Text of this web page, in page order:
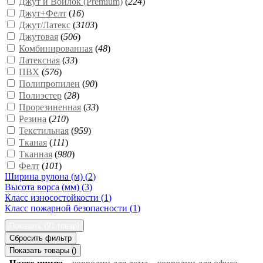
Джут+Фелт (16)
Джут/Латекс (3103)
Джутовая (506)
Комбинированная (48)
Латексная (33)
ПВХ (576)
Полипропилен (90)
Полиэстер (28)
Прорезиненная (33)
Резина (210)
Текстильная (959)
Тканая (111)
Тканная (980)
Фелт (101)
Ширина рулона (м) (2)
Высота ворса (мм) (3)
Класс износостойкости (1)
Класс пожарной безопасности (1)
Сбросить фильтр
Показать товары ()